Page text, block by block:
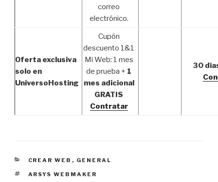
correo
electrónico.
Oferta exclusiva
solo en
UniversoHosting
Cupón
descuento 1&1
Mi Web: 1 mes
de prueba + 1
mes adicional
GRATIS
Contratar
30
CATEGORÍAS
CREAR WEB , GENERAL
ETIQUETAS
ARSYS WEBMAKER